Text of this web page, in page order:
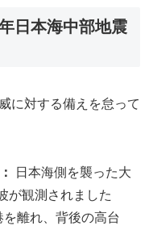
日本海中部地震
に対する備えを怠って
日本海側を襲った大
が観測されました
離れ、背後の高台